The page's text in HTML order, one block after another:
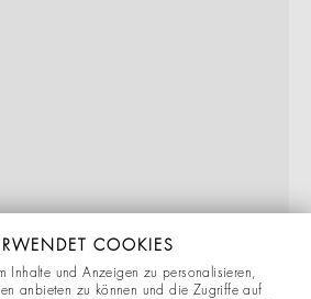
COOKIES
Inhalte und Anzeigen zu personalisieren,
anbieten zu können und die Zugriffe auf